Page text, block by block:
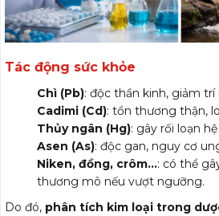
Tác động sức khỏe
Chì (Pb): độc thần kinh, giảm
Cadimi (Cd): tổn thương thận,
Thủy ngân (Hg): gây rối loạn
Asen (As): độc gan, nguy cơ
Niken, đồng, crôm…: có thể
thương mô nếu vượt ngưỡng.
Do đó, phân tích kim loại trong